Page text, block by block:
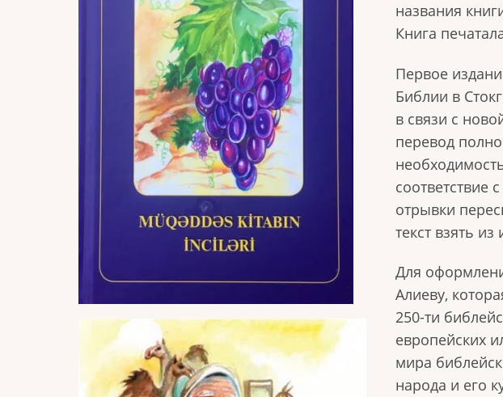
названия
Книга
Первое
Библии в
в связи с
перевод
соответствие
отрывки
текст взять из
Для
Алиеву,
250-ти
европейских
мира
народа и его